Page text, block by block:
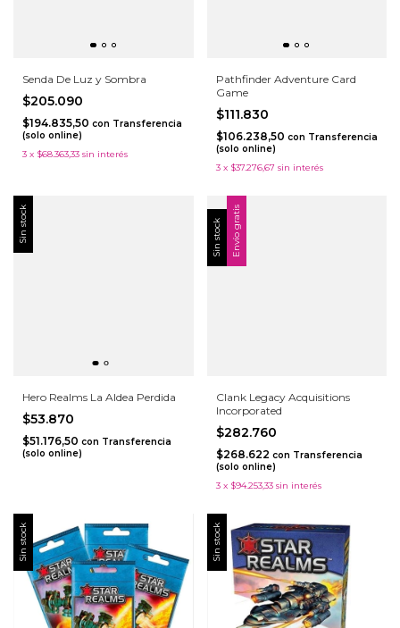
Senda De Luz y Sombra
$205.090
$194.835,50 con Transferencia
(solo online)
3 x $68.363,33 sin interés
Pathfinder Adventure Card
Game
$111.830
$106.238,50 con Transferencia
(solo online)
3 x $37.276,67 sin interés
Sin stock
Hero Realms La Aldea Perdida
$53.870
$51.176,50 con Transferencia
(solo online)
Sin stock Envío gratis
Clank Legacy Acquisitions
Incorporated
$282.760
$268.622 con Transferencia
(solo online)
3 x $94.253,33 sin interés
Sin stock Sin stock